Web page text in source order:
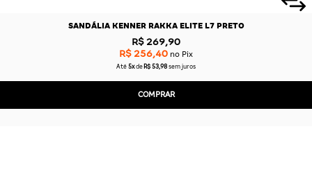
SANDÁLIA KENNER RAKKA ELITE L7 PRETO
R$ 269,90
R$ 256,40 no Pix
Até 5x de R$ 53,98 sem juros
COMPRAR